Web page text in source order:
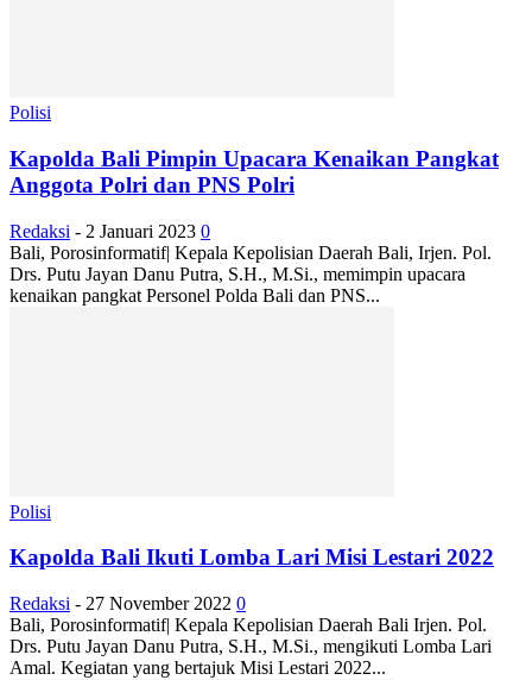
Polisi
Kapolda Bali Pimpin Upacara Kenaikan Pangkat
Anggota Polri dan PNS Polri
Redaksi - 2 Januari 2023 0
Bali, Porosinformatif| Kepala Kepolisian Daerah Bali, Irjen. Pol.
Drs. Putu Jayan Danu Putra, S.H., M.Si., memimpin upacara
kenaikan pangkat Personel Polda Bali dan PNS...
Polisi
Kapolda Bali Ikuti Lomba Lari Misi Lestari 2022
Redaksi - 27 November 2022 0
Bali, Porosinformatif| Kepala Kepolisian Daerah Bali Irjen. Pol.
Drs. Putu Jayan Danu Putra, S.H., M.Si., mengikuti Lomba Lari
Amal. Kegiatan yang bertajuk Misi Lestari 2022...